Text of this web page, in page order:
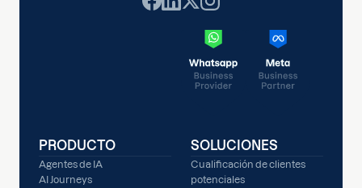
PRODUCTO
Agentes de IA
AI Journeys
SOLUCIONES
Cualificación de clientes
potenciales